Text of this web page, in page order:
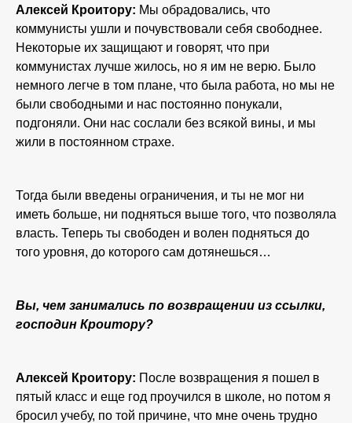
Алексей Кроитору: Мы обрадовались, что
коммунисты ушли и почувствовали себя свободнее.
Некоторые их защищают и говорят, что при
коммунистах лучше жилось, но я им не верю. Было
немного легче в том плане, что была работа, но мы не
были свободными и нас постоянно понукали,
подгоняли. Они нас сослали без всякой вины, и мы
жили в постоянном страхе.
Тогда были введены ограничения, и ты не мог ни
иметь больше, ни подняться выше того, что позволяла
власть. Теперь ты свободен и волен подняться до
того уровня, до которого сам дотянешься…
Вы, чем занимались по возвращении из ссылки,
господин Кроитору?
Алексей Кроитору: После возвращения я пошел в
пятый класс и еще год проучился в школе, но потом я
бросил учебу, по той причине, что мне очень трудно